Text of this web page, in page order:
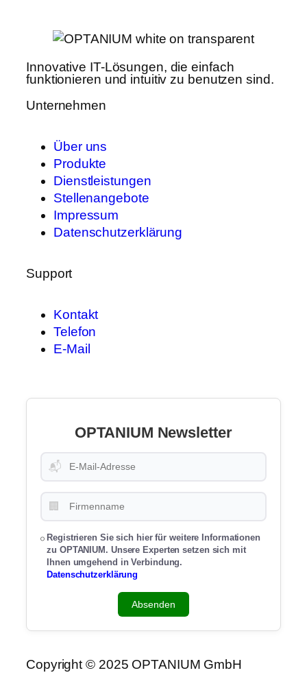
Innovative IT-Lösungen, die einfach
funktionieren und intuitiv zu benutzen sind.
Unternehmen
Über uns
Produkte
Dienstleistungen
Stellenangebote
Impressum
Datenschutzerklärung
Support
Kontakt
Telefon
E-Mail
OPTANIUM Newsletter
📬
🏢
Registrieren Sie sich hier für weitere Informationen
zu OPTANIUM. Unsere Experten setzen sich mit
Ihnen umgehend in Verbindung.
Datenschutzerklärung
Absenden
Copyright © 2025 OPTANIUM GmbH